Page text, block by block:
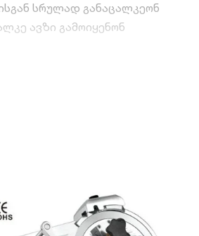
სრულად განაცალკეონ
ავზი გამოიყენონ
მიმართ.